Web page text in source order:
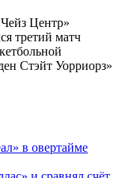
Центр»
третий матч
Стэйт Уорриорз»
в овертайме